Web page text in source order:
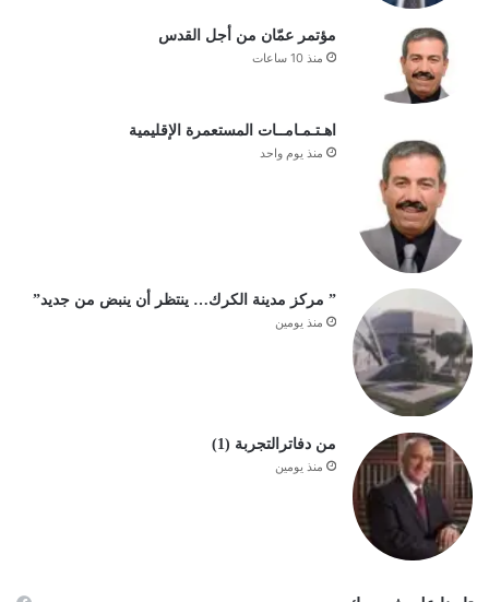
مؤتمر عمّان من أجل القدس
منذ 10 ساعات
اهـتـمـامــات المستعمرة الإقليمية
منذ يوم واحد
” مركز مدينة الكرك… ينتظر أن ينبض من جديد”
منذ يومين
من دفاترالتجربة (1)
منذ يومين